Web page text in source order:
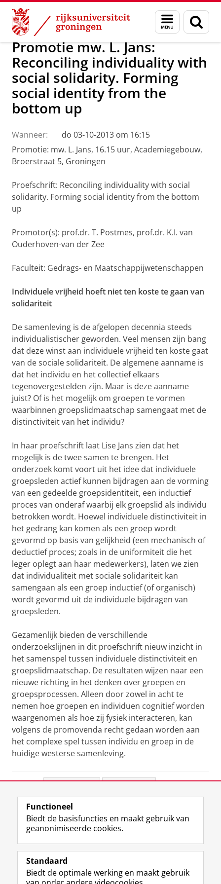
Skip
Content
Skip
Navigation
Menu
en
zoeken
Over ons Actueel Nieuws
Promotie mw. L. Jans:
Reconciling individuality with
social solidarity. Forming
social identity from the
bottom up
Wanneer:
do 03-10-2013 om 16:15
Promotie: mw. L. Jans, 16.15 uur, Academiegebouw,
Broerstraat 5, Groningen
Proefschrift: Reconciling individuality with social
solidarity. Forming social identity from the bottom
up
Promotor(s): prof.dr. T. Postmes, prof.dr. K.I. van
Ouderhoven-van der Zee
Faculteit: Gedrags- en Maatschappijwetenschappen
Individuele vrijheid hoeft niet ten koste te gaan van
solidariteit
De samenleving is de afgelopen decennia steeds
individualistischer geworden. Veel mensen zijn bang
dat deze winst aan individuele vrijheid ten koste gaat
van de sociale solidariteit. De algemene aanname is
dat het individu en het collectief elkaars
tegenovergestelden zijn. Maar is deze aanname
juist? Of is het mogelijk om groepen te vormen
waarbinnen groepslidmaatschap samengaat met de
distinctiviteit van het individu?
In haar proefschrift laat Lise Jans zien dat het
mogelijk is de twee samen te brengen. Het
onderzoek komt voort uit het idee dat individuele
groepsleden actief kunnen bijdragen aan de vorming
van een gedeelde groepsidentiteit, een inductief
proces van onderaf waarbij elk groepslid als individu
betrokken wordt. Hoewel individuele distinctiviteit in
het gedrang kan komen als een groep wordt
gevormd op basis van gelijkheid (een mechanisch of
deductief proces; zoals in de uniformiteit die het
leger oplegt aan haar medewerkers), laten we zien
dat individualiteit met sociale solidariteit kan
samengaan als een groep inductief (of organisch)
wordt gevormd uit de individuele bijdragen van
groepsleden.
Gezamenlijk bieden de verschillende
onderzoekslijnen in dit proefschrift nieuw inzicht in
het samenspel tussen individuele distinctiviteit en
groepslidmaatschap. De resultaten wijzen naar een
nieuwe richting in het denken over groepen en
groepsprocessen. Alleen door zowel in acht te
nemen hoe groepen en individuen cognitief worden
waargenomen als hoe zij fysiek interacteren, kan
volgens de promovenda recht gedaan worden aan
het complexe spel tussen individu en groep in de
huidige westerse samenleving.
View this page in:English
Volg de RUG
F
a
e
L
i
k
R
S
-
I
n
t
Y
o
T
Studiekiezers
Functioneel
Biedt de basisfuncties en maakt gebruik van
geanonimiseerde cookies.
Standaard
Biedt de optimale werking en maakt gebruik